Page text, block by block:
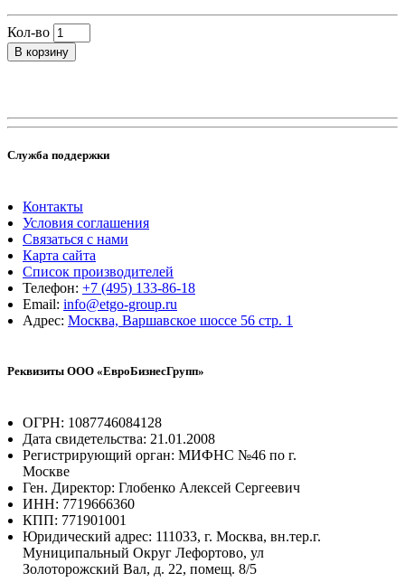
Кол-во
В корзину
Служба поддержки
Контакты
Условия соглашения
Связаться с нами
Карта сайта
Список производителей
Телефон: +7 (495) 133-86-18
Email: info@etgo-group.ru
Адрес: Москва, Варшавское шоссе 56 стр. 1
Реквизиты ООО «ЕвроБизнесГрупп»
ОГРН: 1087746084128
Дата свидетельства: 21.01.2008
Регистрирующий орган: МИФНС №46 по г.
Москве
Ген. Директор: Глобенко Алексей Сергеевич
ИНН: 7719666360
КПП: 771901001
Юридический адрес: 111033, г. Москва, вн.тер.г.
Муниципальный Округ Лефортово, ул
Золоторожский Вал, д. 22, помещ. 8/5